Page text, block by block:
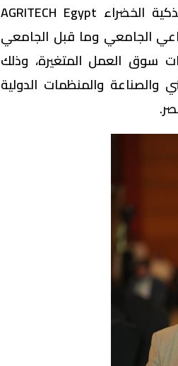
استعرض الملتقى والمعرض الدولي للزارعة الذكية الخضراء AGRITECH Egypt
الجامعي وما قبل الجامعي
سوق العمل المتغيرة، وذلك
والصناعة والمنظمات الدولية